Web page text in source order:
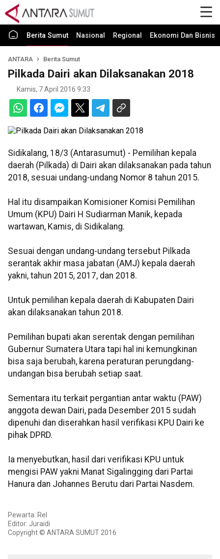
Berita Sumut Nasional Regional Ekonomi Dan Bisnis
ANTARA Berita Sumut
Pilkada Dairi akan Dilaksanakan 2018
Kamis, 7 April 2016 9:33
Sidikalang, 18/3 (Antarasumut) - Pemilihan kepala
daerah (Pilkada) di Dairi akan dilaksanakan pada tahun
2018, sesuai undang-undang Nomor 8 tahun 2015.
Hal itu disampaikan Komisioner Komisi Pemilihan
Umum (KPU) Dairi H Sudiarman Manik, kepada
wartawan, Kamis, di Sidikalang.
Sesuai dengan undang-undang tersebut Pilkada
serantak akhir masa jabatan (AMJ) kepala daerah
yakni, tahun 2015, 2017, dan 2018.
Untuk pemilihan kepala daerah di Kabupaten Dairi
akan dilaksanakan tahun 2018.
Pemilihan bupati akan serentak dengan pemilihan
Gubernur Sumatera Utara tapi hal ini kemungkinan
bisa saja berubah, karena peraturan perungdang-
undangan bisa berubah setiap saat.
Sementara itu terkait pergantian antar waktu (PAW)
anggota dewan Dairi, pada Desember 2015 sudah
dipenuhi dan diserahkan hasil verifikasi KPU Dairi ke
pihak DPRD.
Ia menyebutkan, hasil dari verifikasi KPU untuk
mengisi PAW yakni Manat Sigalingging dari Partai
Hanura dan Johannes Berutu dari Partai Nasdem.
Pewarta: Rel
Editor: Juraidi
Copyright © ANTARA SUMUT 2016